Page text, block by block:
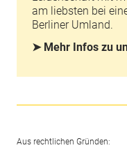
am liebsten bei
Berliner Umland.
➤ Mehr Infos zu
Aus rechtlichen Gründen: